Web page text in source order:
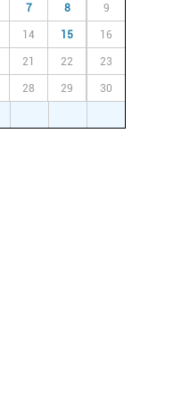
7 8 9
14 15 16
21 22 23
28 29 30